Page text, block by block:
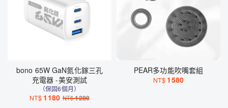
bono 65W GaN氮化鎵三孔
充電器 -美安測試
（保固6個月）
NT$ 1180 NT$1280
PEAR多功能吹嘴套組
NT$ 1580